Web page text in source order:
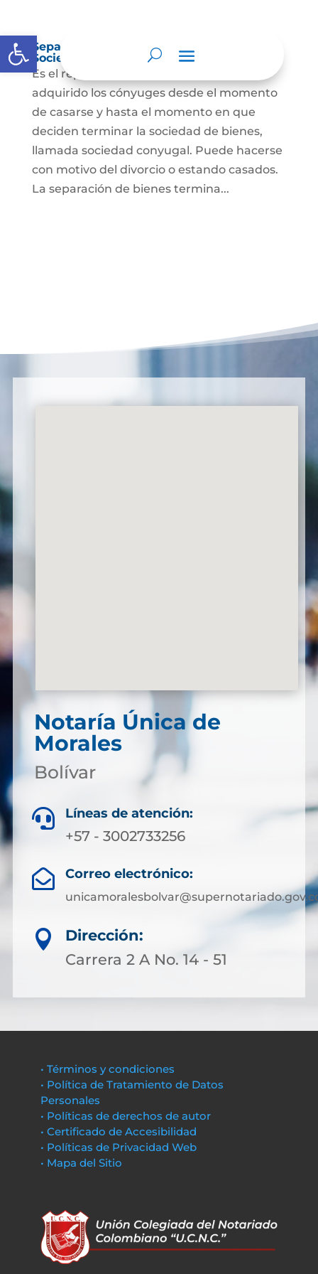
Abrir barra de herramientas
Separación de Bienes o Liquidación de
Sociedad Conyugal
Es el reparto de los bienes que han
adquirido los cónyuges desde el momento
de casarse y hasta el momento en que
deciden terminar la sociedad de bienes,
llamada sociedad conyugal. Puede hacerse
con motivo del divorcio o estando casados.
La separación de bienes termina...
Notaría Única de
Morales
Bolívar
 Líneas de atención:
+57 - 3002733256
 Correo electrónico:

Dirección:
Carrera 2 A No. 14 - 51
• Términos y condiciones
• Política de Tratamiento de Datos
Personales
• Políticas de derechos de autor
• Certificado de Accesibilidad
• Políticas de Privacidad Web
• Mapa del Sitio